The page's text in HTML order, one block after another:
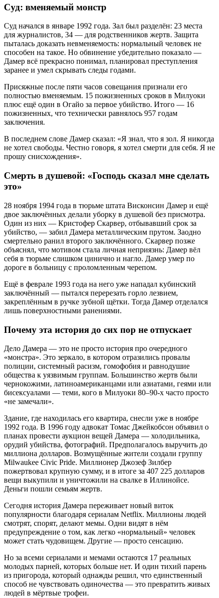
Суд: вменяемый монстр
Суд начался в январе 1992 года. Зал был разделён: 23 места
для журналистов, 34 — для родственников жертв. Защита
пыталась доказать невменяемость: нормальный человек не
способен на такое. Но обвинение убедительно показало —
Дамер всё прекрасно понимал, планировал преступления
заранее и умел скрывать следы годами.
Присяжные после пяти часов совещания признали его
полностью вменяемым. 15 пожизненных сроков в Милуоки
плюс ещё один в Огайо за первое убийство. Итого — 16
пожизненных, что технически равнялось 957 годам
заключения.
В последнем слове Дамер сказал: «Я знал, что я зол. Я никогда
не хотел свободы. Честно говоря, я хотел смерти для себя. Я не
прошу снисхождения».
Смерть в душевой: «Господь сказал мне сделать
это»
28 ноября 1994 года в тюрьме штата Висконсин Дамер и ещё
двое заключённых делали уборку в душевой без присмотра.
Один из них — Кристофер Скарвер, отбывавший срок за
убийство, — забил Дамера металлическим прутом. Заодно
смертельно ранил второго заключённого. Скарвер позже
объяснял, что мотивом стала личная неприязнь: Дамер вёл
себя в тюрьме слишком цинично и нагло. Дамер умер по
дороге в больницу с проломленным черепом.
Ещё в феврале 1993 года на него уже нападал кубинский
заключённый — пытался перерезать горло лезвием,
закреплённым в ручке зубной щётки. Тогда Дамер отделался
лишь поверхностными ранениями.
Почему эта история до сих пор не отпускает
Дело Дамера — это не просто история про очередного
«монстра». Это зеркало, в котором отразились провалы
полиции, системный расизм, гомофобия и равнодушие
общества к уязвимым группам. Большинство жертв были
чернокожими, латиноамериканцами или азиатами, геями или
бисексуалами — теми, кого в Милуоки 80–90-х часто просто
«не замечали».
Здание, где находилась его квартира, снесли уже в ноябре
1992 года. В 1996 году адвокат Томас Джейкобсон объявил о
планах провести аукцион вещей Дамера — холодильника,
орудий убийства, фотографий. Предполагалось выручить до
миллиона долларов. Возмущённые жители создали группу
Milwaukee Civic Pride. Миллионер Джозеф Зилбер
пожертвовал крупную сумму, и в итоге за 407 225 долларов
вещи выкупили и уничтожили на свалке в Иллинойсе.
Деньги пошли семьям жертв.
Сегодня история Дамера переживает новый виток
популярности благодаря сериалам Netflix. Миллионы людей
смотрят, спорят, делают мемы. Одни видят в нём
предупреждение о том, как легко «нормальный» человек
может стать чудовищем. Другие — просто сенсацию.
Но за всеми сериалами и мемами остаются 17 реальных
молодых парней, которых больше нет. И один тихий парень
из пригорода, который однажды решил, что единственный
способ не чувствовать одиночества — это превратить живых
людей в мёртвые трофеи.